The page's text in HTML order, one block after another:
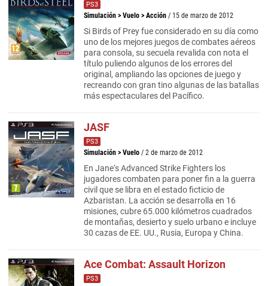
PS3
Simulación > Vuelo > Acción / 15 de marzo de 2012
Si Birds of Prey fue considerado en su día como
uno de los mejores juegos de combates aéreos
para consola, su secuela revalida con nota el
título puliendo algunos de los errores del
original, ampliando las opciones de juego y
recreando con gran tino algunas de las batallas
más espectaculares del Pacífico.
JASF
PS3
Simulación > Vuelo / 2 de marzo de 2012
En Jane‘s Advanced Strike Fighters los
jugadores combaten para poner fin a la guerra
civil que se libra en el estado ficticio de
Azbaristan. La acción se desarrolla en 16
misiones, cubre 65.000 kilómetros cuadrados
de montañas, desierto y suelo urbano e incluye
30 cazas de EE. UU., Rusia, Europa y China.
Ace Combat: Assault Horizon
PS3